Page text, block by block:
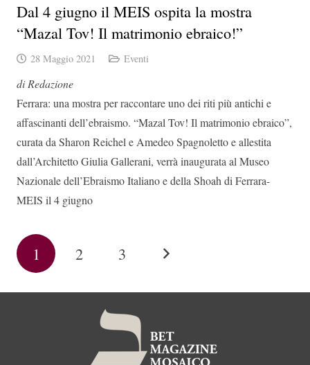
Dal 4 giugno il MEIS ospita la mostra
“Mazal Tov! Il matrimonio ebraico!”
28 Maggio 2021 Eventi
di Redazione
Ferrara: una mostra per raccontare uno dei riti più antichi e
affascinanti dell’ebraismo. “Mazal Tov! Il matrimonio ebraico”,
curata da Sharon Reichel e Amedeo Spagnoletto e allestita
dall’Architetto Giulia Gallerani, verrà inaugurata al Museo
Nazionale dell’Ebraismo Italiano e della Shoah di Ferrara-
MEIS il 4 giugno
1 2 3